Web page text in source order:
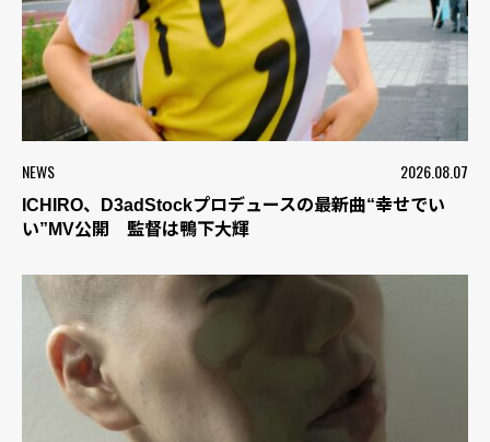
NEWS 2026.08.07
ICHIRO、D3adStockプロデュースの最新曲“幸せでい
い”MV公開 監督は鴨下大輝